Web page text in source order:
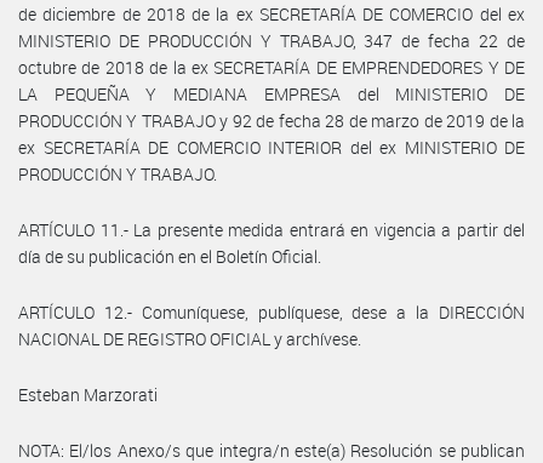
de diciembre de 2018 de la ex SECRETARÍA DE COMERCIO del ex
MINISTERIO DE PRODUCCIÓN Y TRABAJO, 347 de fecha 22 de
octubre de 2018 de la ex SECRETARÍA DE EMPRENDEDORES Y DE
LA PEQUEÑA Y MEDIANA EMPRESA del MINISTERIO DE
PRODUCCIÓN Y TRABAJO y 92 de fecha 28 de marzo de 2019 de la
ex SECRETARÍA DE COMERCIO INTERIOR del ex MINISTERIO DE
PRODUCCIÓN Y TRABAJO.
ARTÍCULO 11.- La presente medida entrará en vigencia a partir del
día de su publicación en el Boletín Oficial.
ARTÍCULO 12.- Comuníquese, publíquese, dese a la DIRECCIÓN
NACIONAL DE REGISTRO OFICIAL y archívese.
Esteban Marzorati
NOTA: El/los Anexo/s que integra/n este(a) Resolución se publican